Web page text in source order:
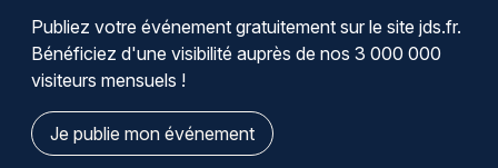
Publiez votre événement gratuitement sur le site jds.fr.
Bénéficiez d'une visibilité auprès de nos 3 000 000
visiteurs mensuels !
Je publie mon événement